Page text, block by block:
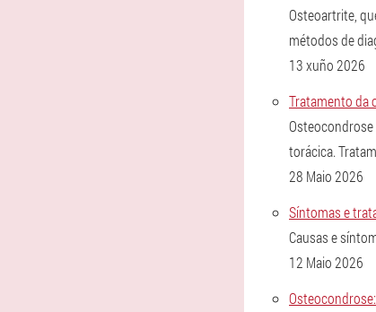
Osteoartrite,
métodos de
13 xuño 2026
Tratamento da
torácica.
28 Maio 2026
Síntomas e
Causas e
12 Maio 2026